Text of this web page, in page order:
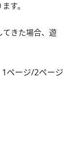
す。
てきた場合、遊
1ページ/2ページ